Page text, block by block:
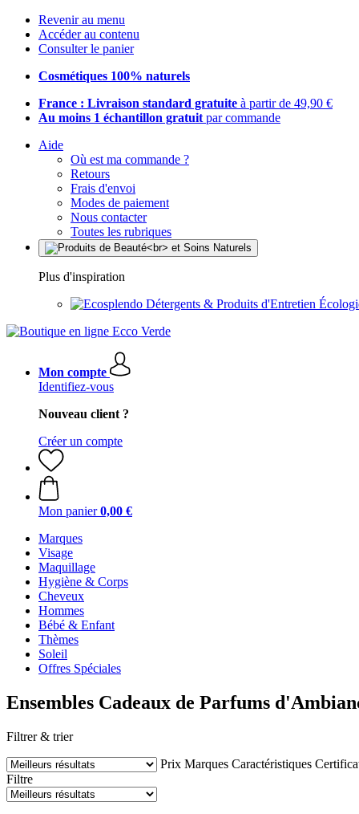
Revenir au menu
Accéder au contenu
Consulter le panier
Cosmétiques 100% naturels
France : Livraison standard gratuite à partir de 49,90 €
Au moins 1 échantillon gratuit par commande
Aide
Où est ma commande ?
Retours
Frais d'envoi
Modes de paiement
Nous contacter
Toutes les rubriques
Plus d'inspiration
Détergents & Produits d'Entretien
Mon compte
Identifiez-vous
Nouveau client ?
Créer un compte
Mon panier 0,00 €
Marques
Visage
Maquillage
Hygiène & Corps
Cheveux
Hommes
Bébé & Enfant
Thèmes
Soleil
Offres Spéciales
Ensembles Cadeaux de Parfums
Filtrer & trier
Prix Marques Caractéristiques
Filtre